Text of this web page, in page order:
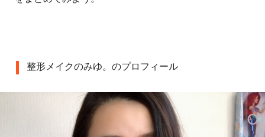
整形メイクのみゆ。のプロフィール